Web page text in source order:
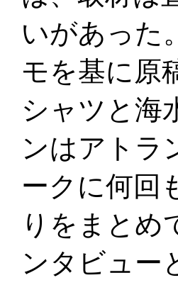
いがあった
モを基に原
シャツと海
ンはアトラ
ークに何回
りをまとめ
ンタビュー